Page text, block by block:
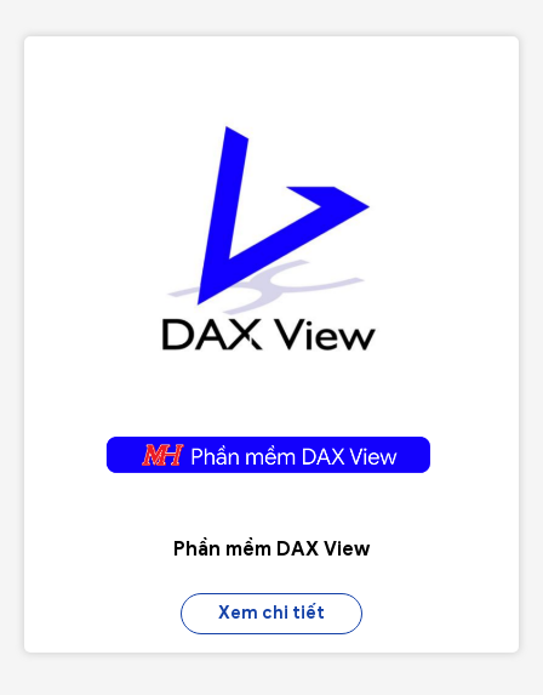
Phần mềm DAX View
Xem chi tiết